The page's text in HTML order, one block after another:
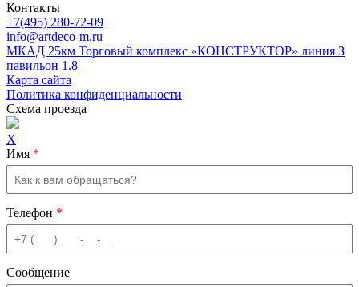
Контакты
+7(495) 280-72-09
info@artdeco-m.ru
МКАД 25км Торговый комплекс «КОНСТРУКТОР» линия З
павильон 1.8
Карта сайта
Политика конфиденциальности
Схема проезда
X
Имя *
Телефон *
Сообщение